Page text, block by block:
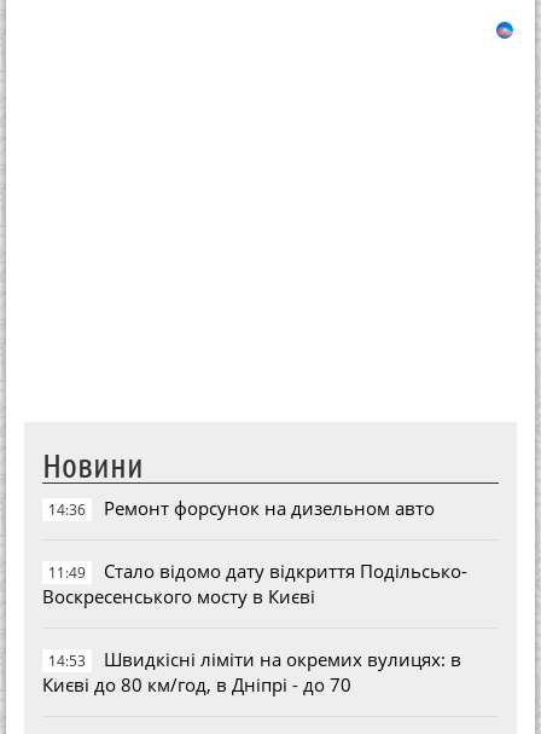
Новини
14:36 Ремонт форсунок на дизельном авто
11:49
Стало відомо дату відкриття Подільсько-
Воскресенського мосту в Києві
14:53
Швидкісні ліміти на окремих вулицях: в
Києві до 80 км/год, в Дніпрі - до 70